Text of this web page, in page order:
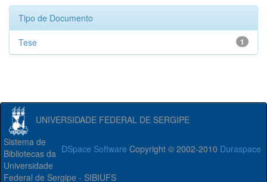
Tipo de Documento
1
Tese
UNIVERSIDADE FEDERAL DE SERGIPE
DSpace Software Copyright © 2002-2010 Duraspace
Sistema de
Bibliotecas da
Universidade
Federal de Sergipe - SIBIUFS